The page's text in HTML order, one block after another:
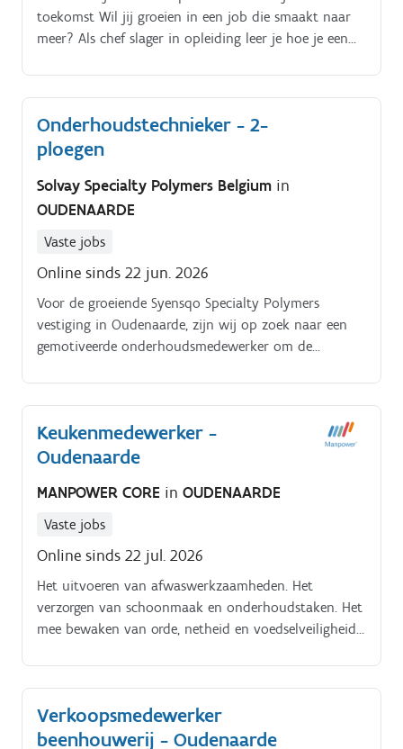
toekomst Wil jij groeien in een job die smaakt naar
meer? Als chef slager in opleiding leer je hoe je een
Onderhoudstechnieker - 2-
ploegen
Solvay Specialty Polymers Belgium in
OUDENAARDE
Vaste jobs
Online sinds 22 jun. 2026
Voor de groeiende Syensqo Specialty Polymers
vestiging in Oudenaarde, zijn wij op zoek naar een
gemotiveerde onderhoudsmedewerker om de
onderhoud (preventief en curatief) van het
machinepark zodat de productie zo efficiënt en vlot
mogelijk kan verlopen.
Keukenmedewerker -
Oudenaarde
MANPOWER CORE in OUDENAARDE
Vaste jobs
Online sinds 22 jul. 2026
Het uitvoeren van afwaswerkzaamheden. Het
verzorgen van schoonmaak en onderhoudstaken. Het
mee bewaken van orde, netheid en voedselveiligheid.
Verkoopsmedewerker
beenhouwerij - Oudenaarde